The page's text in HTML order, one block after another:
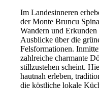
Im Landesinneren
der Monte Bruncu
Wandern und Erkunden
Ausblicke über die
Felsformationen.
zahlreiche charmante
stillzustehen scheint.
hautnah erleben,
die köstliche lokale